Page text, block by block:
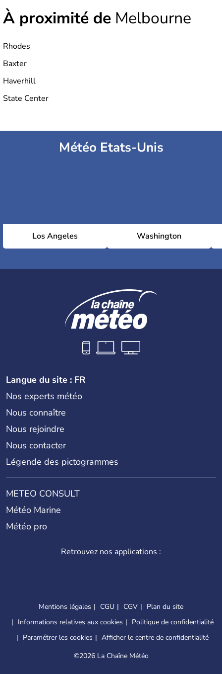
À proximité de Melbourne
Rhodes
Baxter
Haverhill
State Center
Météo Etats-Unis
Los Angeles Washington
Langue du site : FR
Nos experts météo
Nous connaître
Nous rejoindre
Nous contacter
Légende des pictogrammes
METEO CONSULT
Météo Marine
Météo pro
Retrouvez nos applications :
Mentions légales CGU CGV
Plan du site
Informations relatives aux cookies
Politique de confidentialité
Paramétrer les cookies
Afficher le centre de confidentialité
©2026 La Chaîne Météo